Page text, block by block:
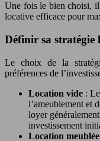
Une fois le bien choisi, il
locative efficace pour
Définir sa stratégie
Le choix de la
préférences de
Location vide :
l’ameublement et
loyer
investissement
Location meublée